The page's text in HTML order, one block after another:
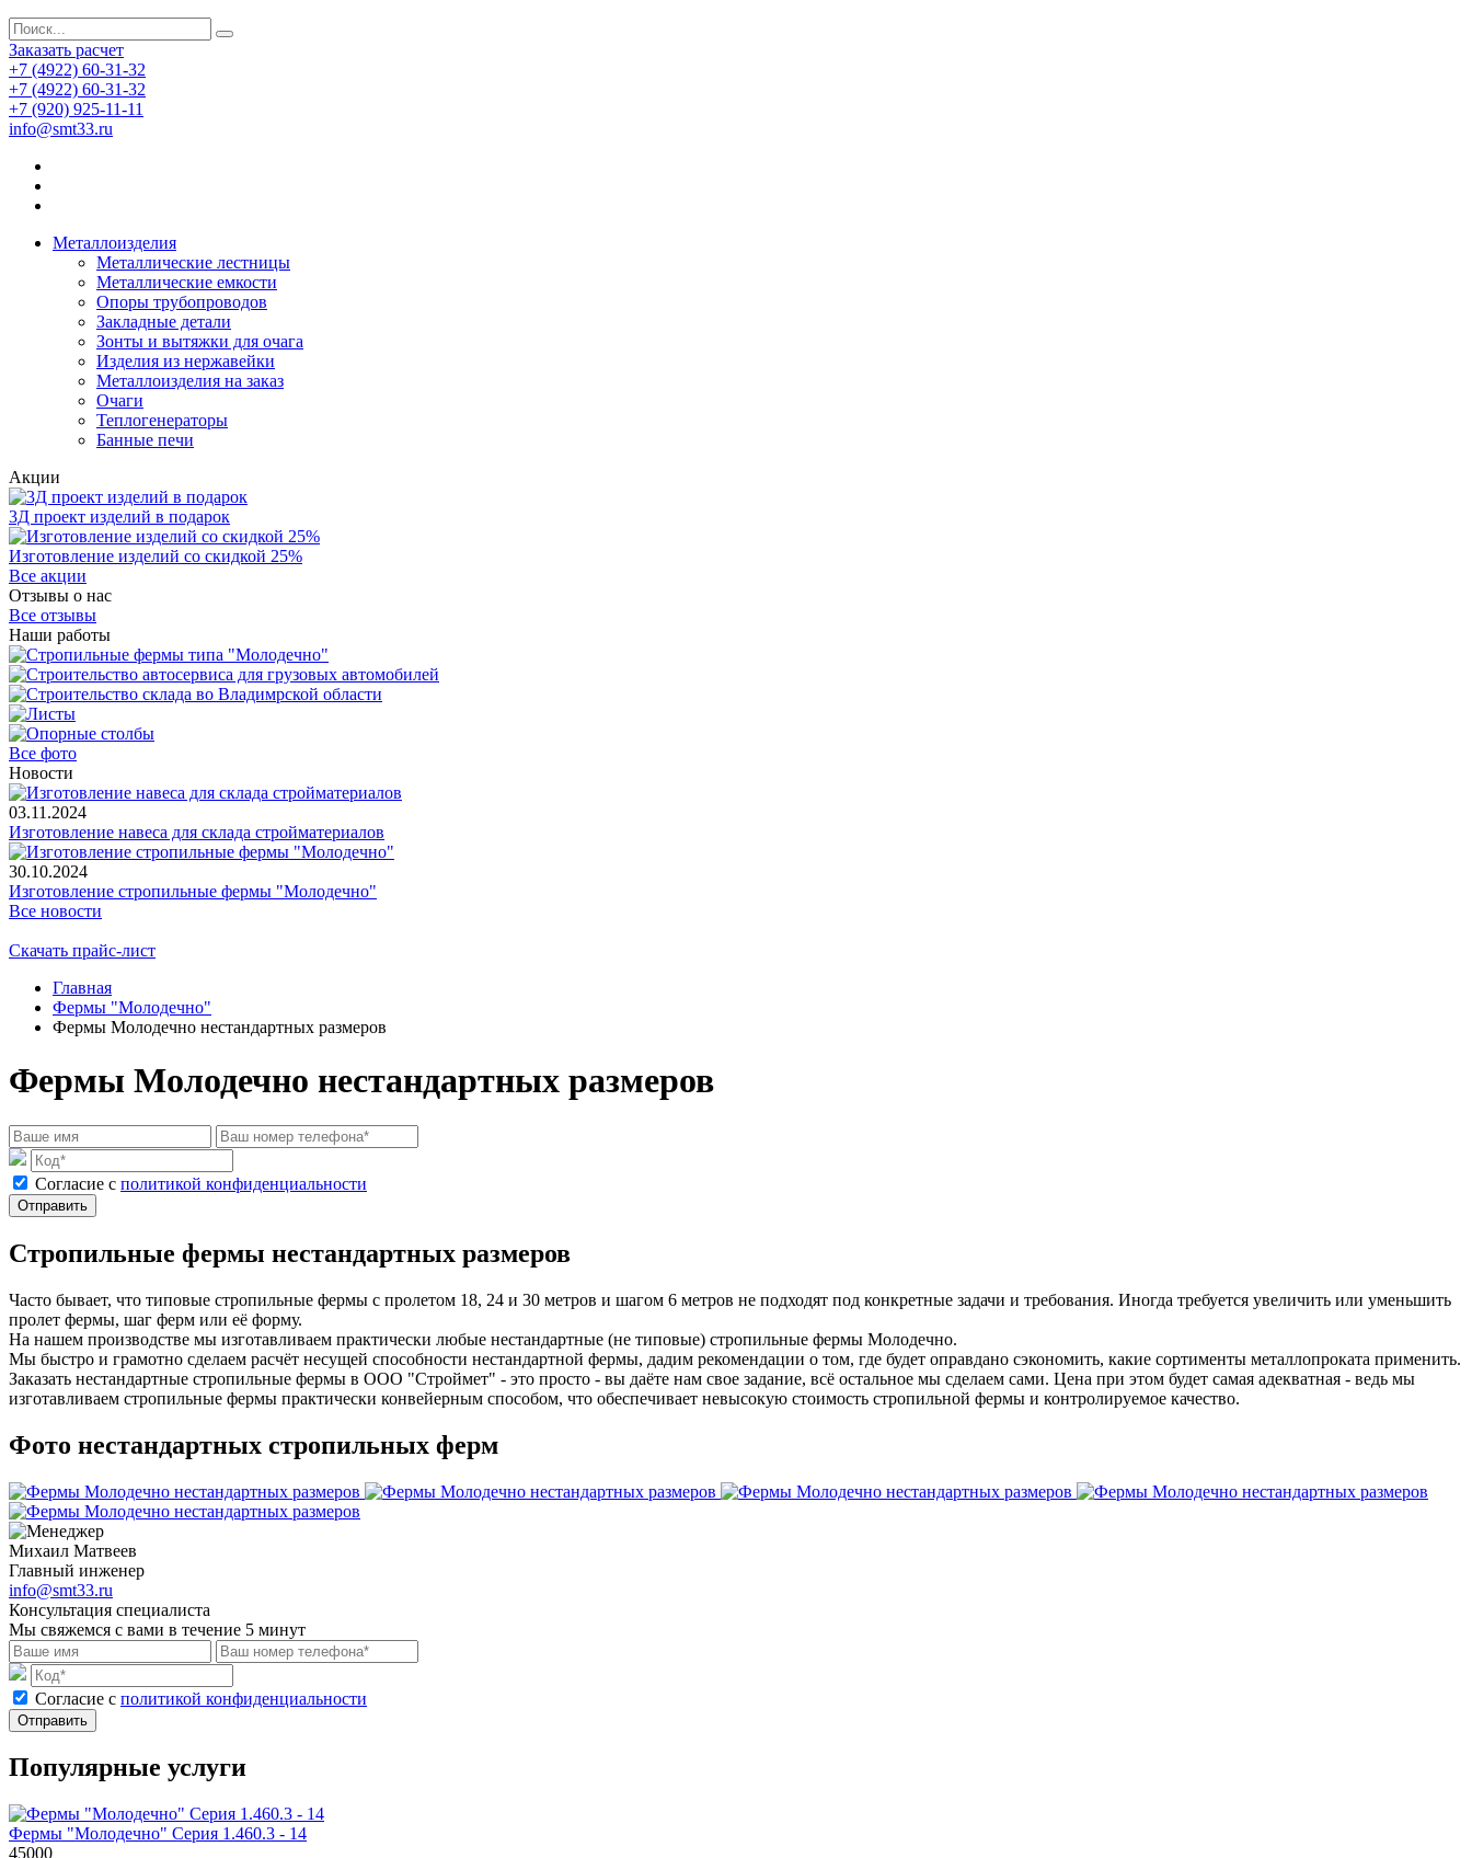
Заказать расчет
+7 (4922) 60-31-32
+7 (4922) 60-31-32
+7 (920) 925-11-11
info@smt33.ru
Металлоизделия
Металлические лестницы
Металлические емкости
Опоры трубопроводов
Закладные детали
Зонты и вытяжки для очага
Изделия из нержавейки
Металлоизделия на заказ
Очаги
Теплогенераторы
Банные печи
Акции
3Д проект изделий в подарок
Изготовление изделий со скидкой 25%
Все акции
Отзывы о нас
Все отзывы
Наши работы
Все фото
Новости
03.11.2024
Изготовление навеса для склада стройматериалов
30.10.2024
Изготовление стропильные фермы "Молодечно"
Все новости
Скачать прайс-лист
Главная
Фермы "Молодечно"
Фермы Молодечно нестандартных размеров
Фермы Молодечно нестандартных размеров
Cогласие с политикой конфиденциальности
Отправить
Стропильные фермы нестандартных размеров
Часто бывает, что типовые стропильные фермы с пролетом 18, 24 и 30 метров и шагом 6 метров не подходят под конкретные задачи и требования. Иногда требуется увеличить или уменьшить
пролет фермы, шаг ферм или её форму.
На нашем производстве мы изготавливаем практически любые нестандартные (не типовые) стропильные фермы Молодечно.
Мы быстро и грамотно сделаем расчёт несущей способности нестандартной фермы, дадим рекомендации о том, где будет оправдано сэкономить, какие сортименты металлопроката применить.
Заказать нестандартные стропильные фермы в ООО "Строймет" - это просто - вы даёте нам свое задание, всё остальное мы сделаем сами. Цена при этом будет самая адекватная - ведь мы
изготавливаем стропильные фермы практически конвейерным способом, что обеспечивает невысокую стоимость стропильной фермы и контролируемое качество.
Фото нестандартных стропильных ферм
Михаил Матвеев
Главный инженер
info@smt33.ru
Консультация специалиста
Мы свяжемся с вами в течение 5 минут
Cогласие с политикой конфиденциальности
Отправить
Популярные услуги
Фермы "Молодечно" Серия 1.460.3 - 14
45000